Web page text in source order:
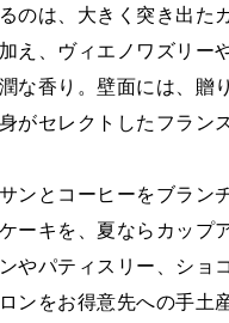
のは、大きく突き出た
え、ヴィエノワズリー
な香り。壁面には、贈
がセレクトしたフラン
ンとコーヒーをブラン
ーキを、夏ならカップ
やパティスリー、ショ
ンをお得意先への手土